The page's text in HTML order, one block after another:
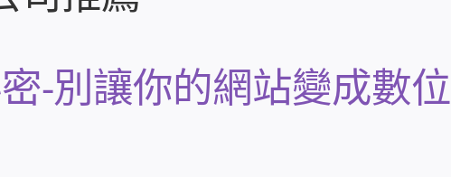
-別讓你的網站變成數位